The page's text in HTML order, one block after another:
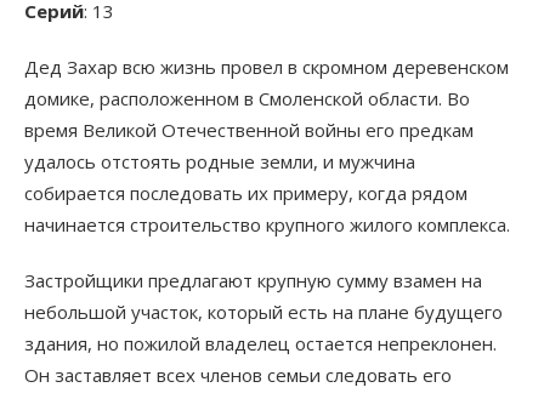
Серий: 13
Дед Захар всю жизнь провел в скромном деревенском
домике, расположенном в Смоленской области. Во
время Великой Отечественной войны его предкам
удалось отстоять родные земли, и мужчина
собирается последовать их примеру, когда рядом
начинается строительство крупного жилого комплекса.
Застройщики предлагают крупную сумму взамен на
небольшой участок, который есть на плане будущего
здания, но пожилой владелец остается непреклонен.
Он заставляет всех членов семьи следовать его